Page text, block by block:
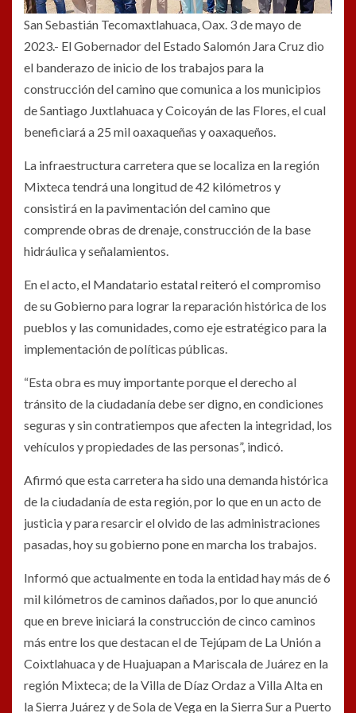
San Sebastián Tecomaxtlahuaca, Oax. 3 de mayo de
2023.- El Gobernador del Estado Salomón Jara Cruz dio
el banderazo de inicio de los trabajos para la
construcción del camino que comunica a los municipios
de Santiago Juxtlahuaca y Coicoyán de las Flores, el cual
beneficiará a 25 mil oaxaqueñas y oaxaqueños.
La infraestructura carretera que se localiza en la región
Mixteca tendrá una longitud de 42 kilómetros y
consistirá en la pavimentación del camino que
comprende obras de drenaje, construcción de la base
hidráulica y señalamientos.
En el acto, el Mandatario estatal reiteró el compromiso
de su Gobierno para lograr la reparación histórica de los
pueblos y las comunidades, como eje estratégico para la
implementación de políticas públicas.
“Esta obra es muy importante porque el derecho al
tránsito de la ciudadanía debe ser digno, en condiciones
seguras y sin contratiempos que afecten la integridad, los
vehículos y propiedades de las personas”, indicó.
Afirmó que esta carretera ha sido una demanda histórica
de la ciudadanía de esta región, por lo que en un acto de
justicia y para resarcir el olvido de las administraciones
pasadas, hoy su gobierno pone en marcha los trabajos.
Informó que actualmente en toda la entidad hay más de 6
mil kilómetros de caminos dañados, por lo que anunció
que en breve iniciará la construcción de cinco caminos
más entre los que destacan el de Tejúpam de La Unión a
Coixtlahuaca y de Huajuapan a Mariscala de Juárez en la
región Mixteca; de la Villa de Díaz Ordaz a Villa Alta en
la Sierra Juárez y de Sola de Vega en la Sierra Sur a Puerto